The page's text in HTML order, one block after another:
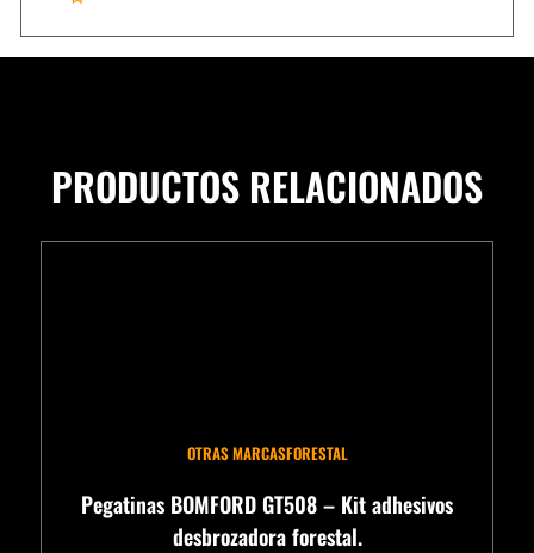
PRODUCTOS RELACIONADOS
OTRAS MARCASFORESTAL
Pegatinas BOMFORD GT508 – Kit adhesivos
desbrozadora forestal.